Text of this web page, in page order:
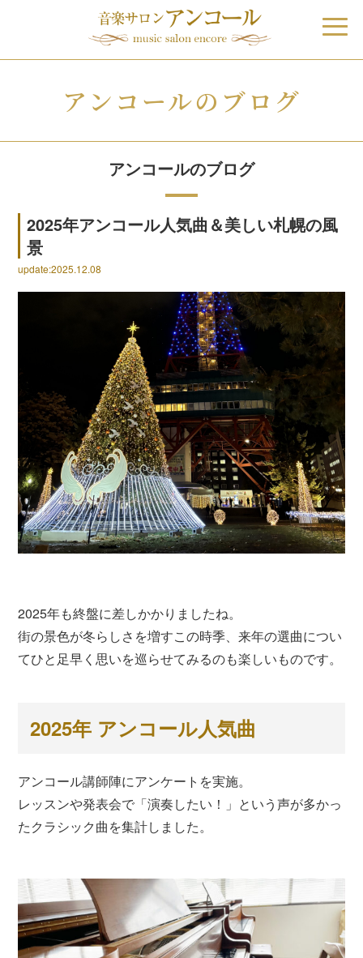
アンコールのブログ
アンコールのブログ
2025年アンコール人気曲＆美しい札幌の風
景
update:2025.12.08
2025年も終盤に差しかかりましたね。
街の景色が冬らしさを増すこの時季、来年の選曲につい
てひと足早く思いを巡らせてみるのも楽しいものです。
2025年 アンコール人気曲
アンコール講師陣にアンケートを実施。
レッスンや発表会で「演奏したい！」という声が多かっ
たクラシック曲を集計しました。